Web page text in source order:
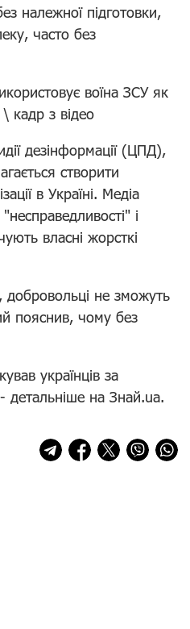
належної підготовки,
часто без
воїна ЗСУ як
кадр з відео
дезінформації (ЦПД),
створити
в Україні. Медіа
і
власні жорсткі
не зможуть
пояснив, чому без
українців за
детальніше на Знай.ua.